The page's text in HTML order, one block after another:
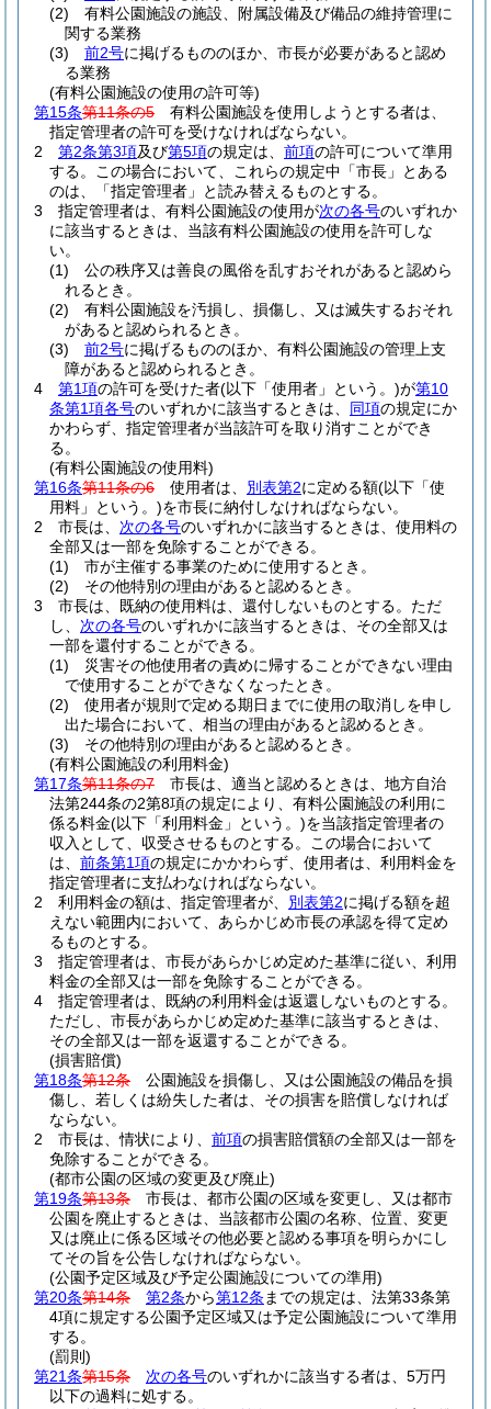
(2)
有料公園施設の施設、附属設備及び備品の維持管理に
関する業務
(3)
前2号に掲げるもののほか、市長が必要があると認め
る業務
(有料公園施設の使用の許可等)
第15条第11条の5
有料公園施設を使用しようとする者は、
指定管理者の許可を受けなければならない。
2
第2条第3項及び第5項の規定は、 前項の許可について準用
する。
この場合において、これらの規定中「市長」とある
のは、「指定管理者」と読み替えるものとする。
3
指定管理者は、有料公園施設の使用が次の各号のいずれか
に該当するときは、当該有料公園施設の使用を許可しな
い。
(1)
公の秩序又は善良の風俗を乱すおそれがあると認めら
れるとき。
(2)
有料公園施設を汚損し、損傷し、又は滅失するおそれ
があると認められるとき。
(3)
前2号に掲げるもののほか、有料公園施設の管理上支
障があると認められるとき。
4
第1項の許可を受けた者(以下「使用者」という。)が第10
条第1項各号のいずれかに該当するときは、 同項の規定にか
かわらず、指定管理者が当該許可を取り消すことができ
る。
(有料公園施設の使用料)
第16条第11条の6 使用者は、 別表第2に定める額(以下「使
用料」という。)を市長に納付しなければならない。
2
市長は、 次の各号のいずれかに該当するときは、使用料の
全部又は一部を免除することができる。
(1)
市が主催する事業のために使用するとき。
(2)
その他特別の理由があると認めるとき。
3
市長は、既納の使用料は、還付しないものとする。 ただ
し、 次の各号のいずれかに該当するときは、その全部又は
一部を還付することができる。
(1)
災害その他使用者の責めに帰することができない理由
で使用することができなくなったとき。
(2)
使用者が規則で定める期日までに使用の取消しを申し
出た場合において、相当の理由があると認めるとき。
(3)
その他特別の理由があると認めるとき。
(有料公園施設の利用料金)
第17条第11条の7
市長は、適当と認めるときは、地方自治
法第244条の2第8項の規定により、有料公園施設の利用に
係る料金(以下「利用料金」という。)を当該指定管理者の
収入として、収受させるものとする。
この場合において
は、 前条第1項の規定にかかわらず、使用者は、利用料金を
指定管理者に支払わなければならない。
2
利用料金の額は、指定管理者が、 別表第2に掲げる額を超
えない範囲内において、あらかじめ市長の承認を得て定め
るものとする。
3
指定管理者は、市長があらかじめ定めた基準に従い、利用
料金の全部又は一部を免除することができる。
4
指定管理者は、既納の利用料金は返還しないものとする。
ただし、市長があらかじめ定めた基準に該当するときは、
その全部又は一部を返還することができる。
(損害賠償)
第18条第12条
公園施設を損傷し、又は公園施設の備品を損
傷し、若しくは紛失した者は、その損害を賠償しなければ
ならない。
2
市長は、情状により、 前項の損害賠償額の全部又は一部を
免除することができる。
(都市公園の区域の変更及び廃止)
第19条第13条
市長は、都市公園の区域を変更し、又は都市
公園を廃止するときは、当該都市公園の名称、位置、変更
又は廃止に係る区域その他必要と認める事項を明らかにし
てその旨を公告しなければならない。
(公園予定区域及び予定公園施設についての準用)
第20条第14条 第2条から第12条 までの規定は、法第33条第
4項に規定する公園予定区域又は予定公園施設について準用
する。
(罰則)
第21条第15条 次の各号のいずれかに該当する者は、5万円
以下の過料に処する。